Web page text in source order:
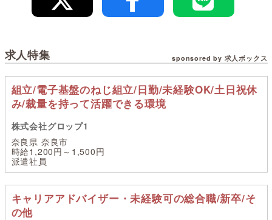
求人特集 sponsored by 求人ボックス
組立/電子基盤のねじ組立/日勤/未経験OK/土日祝休
み/裁量を持って活躍できる環境
株式会社グロップ1
奈良県 奈良市
時給1,200円～1,500円
派遣社員
キャリアアドバイザー・未経験可の総合職/新卒/そ
の他